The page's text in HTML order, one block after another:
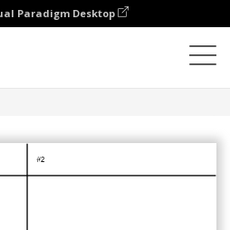
Paradigm Desktop